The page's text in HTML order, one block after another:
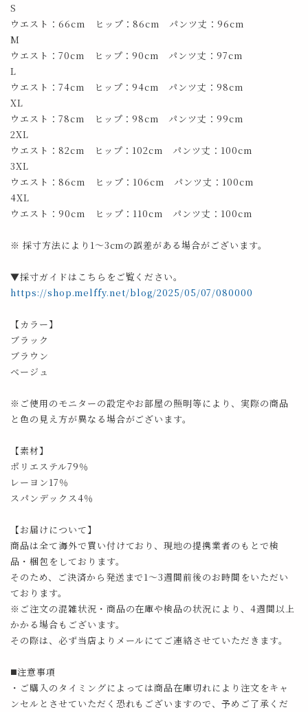
S
ウエスト：66cm ヒップ：86cm パンツ丈：96cm
M
ウエスト：70cm ヒップ：90cm パンツ丈：97cm
L
ウエスト：74cm ヒップ：94cm パンツ丈：98cm
XL
ウエスト：78cm ヒップ：98cm パンツ丈：99cm
2XL
ウエスト：82cm ヒップ：102cm パンツ丈：100cm
3XL
ウエスト：86cm ヒップ：106cm パンツ丈：100cm
4XL
ウエスト：90cm ヒップ：110cm パンツ丈：100cm
※ 採寸方法により1～3cmの誤差がある場合がございます。
▼採寸ガイドはこちらをご覧ください。
https://shop.melffy.net/blog/2025/05/07/080000
【カラー】
ブラック
ブラウン
ベージュ
※ご使用のモニターの設定やお部屋の照明等により、実際の商品
と色の見え方が異なる場合がございます。
【素材】
ポリエステル79％
レーヨン17％
スパンデックス4％
【お届けについて】
商品は全て海外で買い付けており、現地の提携業者のもとで検
品・梱包をしております。
そのため、ご決済から発送まで1～3週間前後のお時間をいただい
ております。
※ご注文の混雑状況・商品の在庫や検品の状況により、4週間以上
かかる場合もございます。
その際は、必ず当店よりメールにてご連絡させていただきます。
◼️注意事項
・ご購入のタイミングによっては商品在庫切れにより注文をキャ
ンセルとさせていただく恐れもございますので、予めご了承くだ